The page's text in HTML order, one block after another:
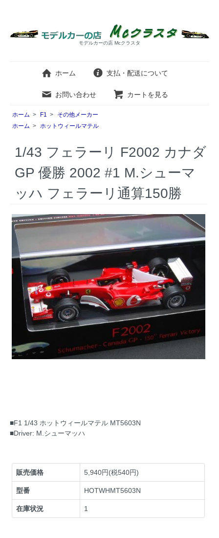
モデルカーの店 Mcクラスタ
ホーム 支払・配送について
お問い合わせ カートを見る
ホーム > F1 >
その他メーカー
ホーム > ホットウィールマテル
1/43 フェラーリ F2002 カナダ
GP 優勝 2002 #1 M.シューマ
ッハ フェラーリ通算150勝
■F1 1/43 ホットウィールマテル MT5603N
■Driver: M.シューマッハ
販売価格 5,940円(税540円)
型番 HOTWHMT5603N
在庫状況 1